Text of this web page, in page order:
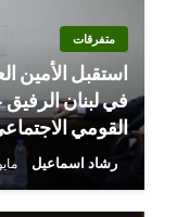
متفرقات
استقبل الأمين
في لبنان
القومي
رشاد اسماعيل مايو 8,